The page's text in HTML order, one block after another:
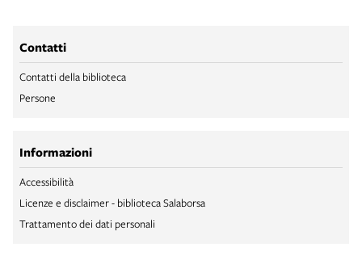
Contatti
Contatti della biblioteca
Persone
Informazioni
Accessibilità
Licenze e disclaimer - biblioteca Salaborsa
Trattamento dei dati personali